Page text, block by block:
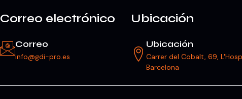
Correo electrónico
Correo
info@gdi-pro.es
Ubicación
Ubicación
Carrer del Cobalt, 69,
Barcelona